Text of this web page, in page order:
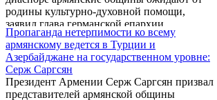
соответствующих международным
стандартам», - сказал Серж Саргсян на
вчерашней встрече с армянской диаспорой в
Берлине, отвечая на вопрос представителей
армянской общины по поводу того,
насколько целесообразно открытие ...
родины культурно-духовной помощи,
заявил глава германской епархии
Армянской апостольской церкви
архиепископ Гарегин Бекчян во время
встречи представителей армянской общины
Германии с президентом Армении.
Напомним, что встреча состоялась 21 июня
Пропаганда нетерпимости ко всему
армянскому ведется в Турции и
Азербайджане на государственном уровне:
Серж Саргсян
Президент Армении Серж Саргсян призвал
представителей армянской общины